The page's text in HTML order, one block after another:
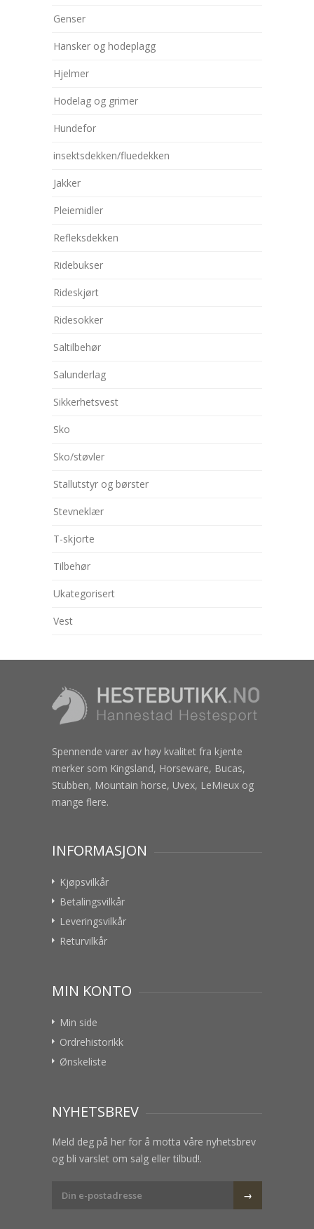
Genser
Hansker og hodeplagg
Hjelmer
Hodelag og grimer
Hundefor
insektsdekken/fluedekken
Jakker
Pleiemidler
Refleksdekken
Ridebukser
Rideskjørt
Ridesokker
Saltilbehør
Salunderlag
Sikkerhetsvest
Sko
Sko/støvler
Stallutstyr og børster
Stevneklær
T-skjorte
Tilbehør
Ukategorisert
Vest
Spennende varer av høy kvalitet fra kjente
merker som Kingsland, Horseware, Bucas,
Stubben, Mountain horse, Uvex, LeMieux og
mange flere.
INFORMASJON
Kjøpsvilkår
Betalingsvilkår
Leveringsvilkår
Returvilkår
MIN KONTO
Min side
Ordrehistorikk
Ønskeliste
NYHETSBREV
Meld deg på her for å motta våre nyhetsbrev
og bli varslet om salg eller tilbud!.